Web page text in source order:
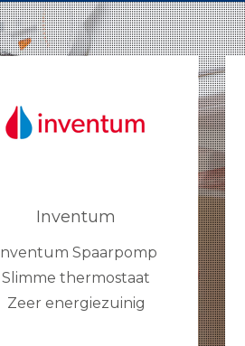
Inventum
Inventum Spaarpomp
Slimme thermostaat
Zeer energiezuinig